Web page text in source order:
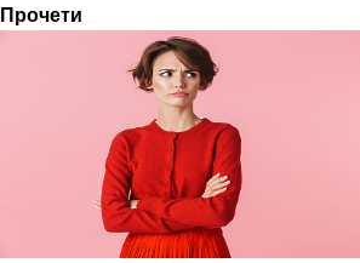
Прочети